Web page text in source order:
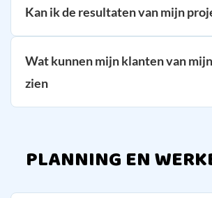
Kan ik de resultaten van mijn
Wat kunnen mijn klanten van
zien
PLANNING EN